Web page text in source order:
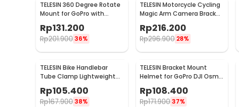
TELESIN 360 Degree Rotate
Mount for GoPro with
Backpack Bracket - GP-
BPM-005
Rp131.200
Rp201.900 36%
TELESIN Motorcycle Cycling
Magic Arm Camera Bracket
Mount Clip GoPro - GP-
HBM-001
Rp216.200
Rp296.900 28%
TELESIN Bike Handlebar
Tube Clamp Lightweight
TE-HBM-004
Rp105.400
Rp167.900 38%
TELESIN Bracket Mount
Helmet for GoPro DJI Osmo
Action Camera - GP-HBM-
MT2-YH
Rp108.400
Rp171.90037%